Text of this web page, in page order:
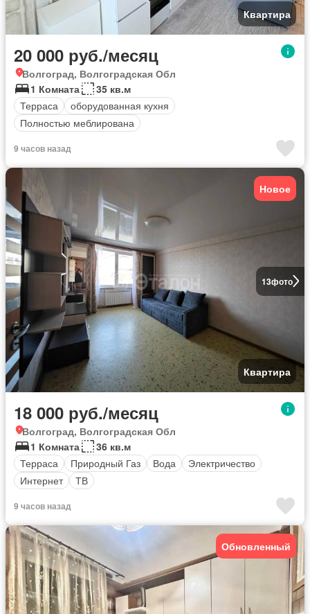
Квартира
20 000 руб./месяц
Волгоград, Волгоградская Обл
1 Комната
35 кв.м
Терраса
оборудованная кухня
Полностью меблирована
9 часов назад
13фото
Новое
Квартира
18 000 руб./месяц
Волгоград, Волгоградская Обл
1 Комната
36 кв.м
Терраса
Природный Газ Вода
Электричество
Интернет
ТВ
9 часов назад
Обновленный